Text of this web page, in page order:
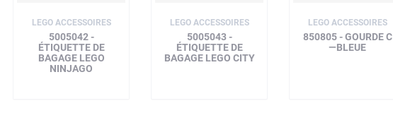
LEGO ACCESSOIRES
5005042 -
ÉTIQUETTE DE
BAGAGE LEGO
NINJAGO
LEGO ACCESSOIRES
5005043 -
ÉTIQUETTE DE
BAGAGE LEGO CITY
LEGO ACCESSOIRES
850805 - GOURDE C
—BLEUE